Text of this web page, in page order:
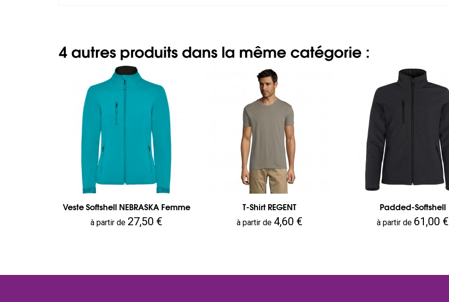
4 autres produits dans la même catégorie :
Veste Softshell NEBRASKA Femme
Prix
à partir de 27,50 €
T-Shirt REGENT
Prix
à partir de 4,60 €
Padded-Softshell
Prix
à partir de 61,00 €